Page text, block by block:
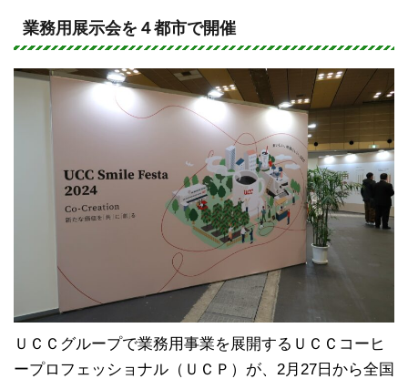
e
c
e
b
o
o
k
業務用展示会を４都市で開催
ＵＣＣグループで業務用事業を展開するＵＣＣコーヒ
ープロフェッショナル（ＵＣＰ）が、2月27日から全国